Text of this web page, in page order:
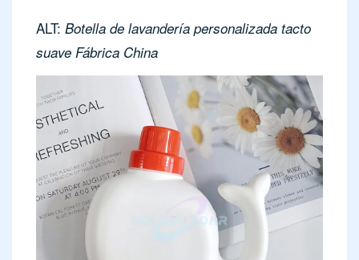
ALT: Botella de lavandería personalizada tacto
suave Fábrica China